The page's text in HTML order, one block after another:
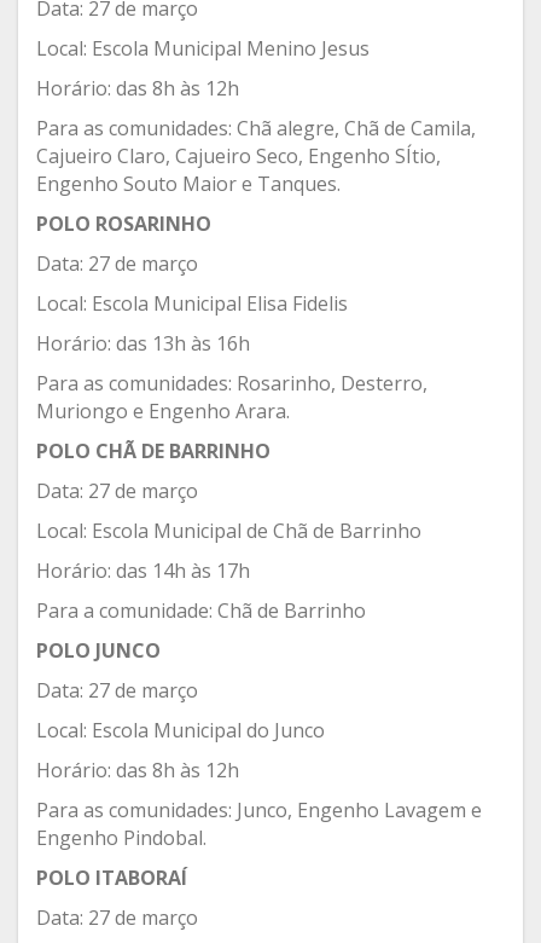
Data: 27 de março
Local: Escola Municipal Menino Jesus
Horário: das 8h às 12h
Para as comunidades: Chã alegre, Chã de Camila,
Cajueiro Claro, Cajueiro Seco, Engenho SÍtio,
Engenho Souto Maior e Tanques.
POLO ROSARINHO
Data: 27 de março
Local: Escola Municipal Elisa Fidelis
Horário: das 13h às 16h
Para as comunidades: Rosarinho, Desterro,
Muriongo e Engenho Arara.
POLO CHÃ DE BARRINHO
Data: 27 de março
Local: Escola Municipal de Chã de Barrinho
Horário: das 14h às 17h
Para a comunidade: Chã de Barrinho
POLO JUNCO
Data: 27 de março
Local: Escola Municipal do Junco
Horário: das 8h às 12h
Para as comunidades: Junco, Engenho Lavagem e
Engenho Pindobal.
POLO ITABORAÍ
Data: 27 de março